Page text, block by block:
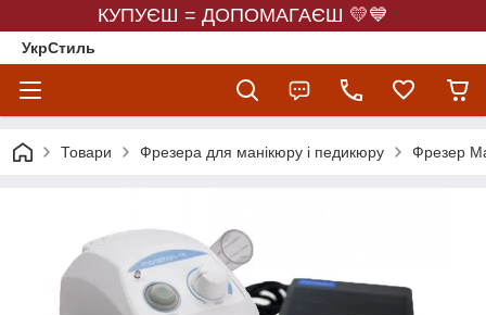
КУПУЄШ = ДОПОМАГАЄШ 💛💙
УкрСтиль
Товари Фрезера для манікюру і педикюру Фрезер